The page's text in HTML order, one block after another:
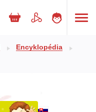
Encyklopédia